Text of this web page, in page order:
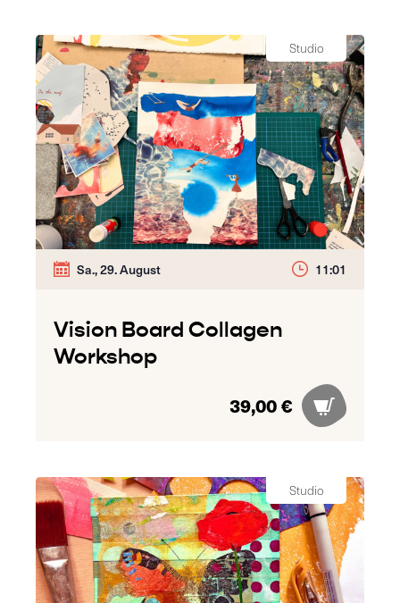
Studio
Sa., 29. August 11:01
Vision Board Collagen
Workshop
39,00 €
Studio